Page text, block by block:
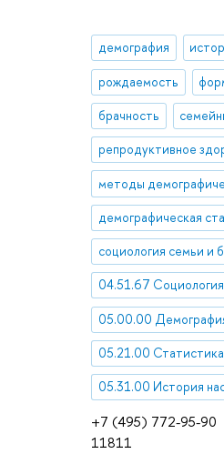
+7 (495) 772-95-90
11811
демография
рождаемость
брачность
социология семьи и
05.00.00